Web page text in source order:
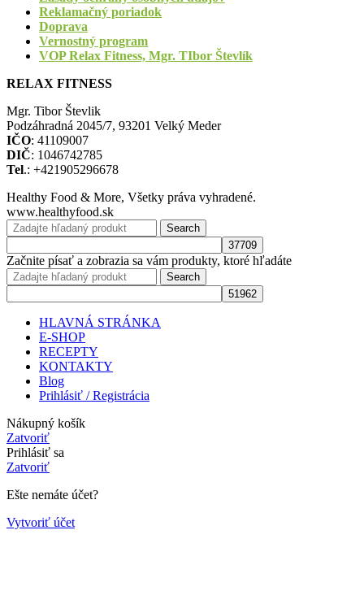
Reklamačný poriadok
Doprava
Vernostný program
VOP Relax Fitness, Mgr. TIbor Števlík
RELAX FITNESS
Mgr. Tibor Števlik
Podzáhradná 2045/7, 93201 Velký Meder
IČO: 41109007
DIČ: 1046742785
Tel.: +421905296678
Healthy Food & More, Všetky práva vyhradené.
www.healthyfood.sk
Search
Začnite písať a zobrazia sa vám produkty, ktoré hľadáte
Search
HLAVNÁ STRÁNKA
E-SHOP
RECEPTY
KONTAKTY
Blog
Prihlásiť / Registrácia
Nákupný košík
Zatvoriť
Prihlásiť sa
Zatvoriť
Ešte nemáte účet?
Vytvoriť účet